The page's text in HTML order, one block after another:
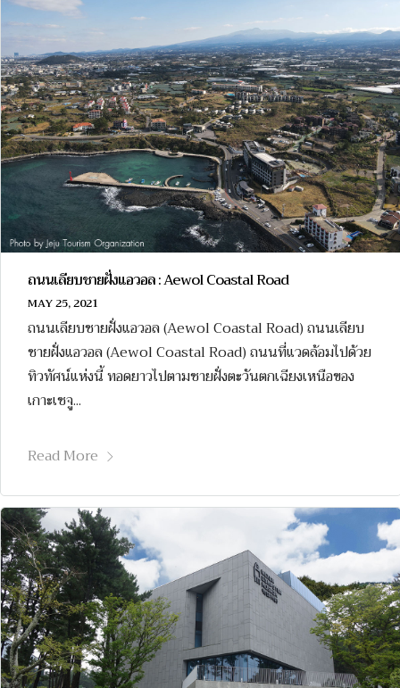
ถนนเลียบชายฝั่งแอวอล : Aewol Coastal Road
MAY 25, 2021
ถนนเลียบชายฝั่งแอวอล (Aewol Coastal Road) ถนนเลียบ
ชายฝั่งแอวอล (Aewol Coastal Road) ถนนที่แวดล้อมไปด้วย
ทิวทัศน์แห่งนี้ ทอดยาวไปตามชายฝั่งตะวันตกเฉียงเหนือของ
เกาะเชจู...
Read More